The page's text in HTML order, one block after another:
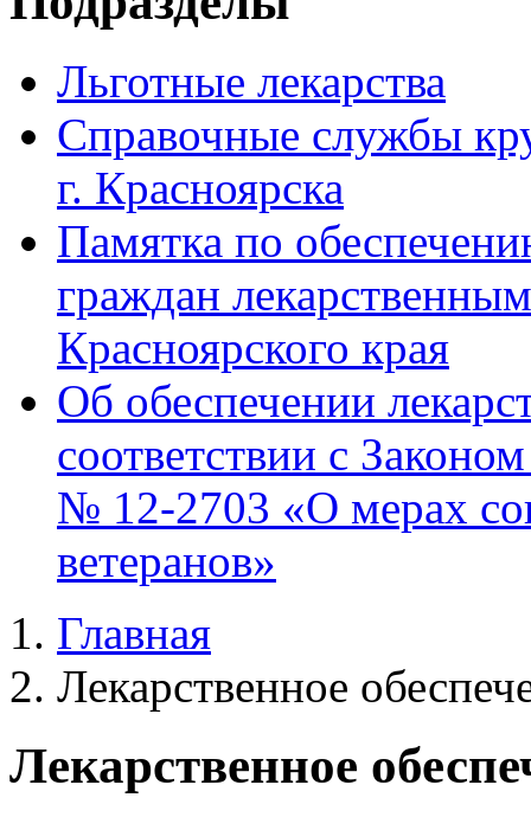
Льготные лекарства
Справочные службы
г. Красноярска
Памятка по
граждан
Красноярского края
Об обеспечении
соответствии с
№ 12-2703 «О мерах
ветеранов»
Главная
Лекарственное
Лекарственное